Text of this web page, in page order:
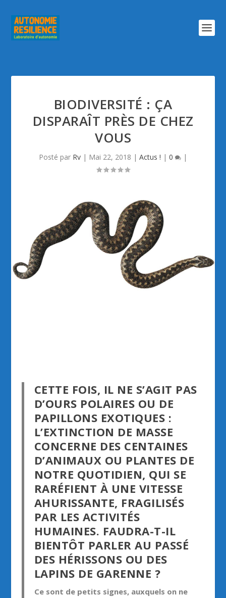
BIODIVERSITÉ : ÇA
DISPARAÎT PRÈS DE CHEZ
VOUS
Posté par Rv | Mai 22, 2018 | Actus ! | 0 |
CETTE FOIS, IL NE S’AGIT PAS
D’OURS POLAIRES OU DE
PAPILLONS EXOTIQUES :
L’EXTINCTION DE MASSE
CONCERNE DES CENTAINES
D’ANIMAUX OU PLANTES DE
NOTRE QUOTIDIEN, QUI SE
RARÉFIENT À UNE VITESSE
AHURISSANTE, FRAGILISÉS
PAR LES ACTIVITÉS
HUMAINES. FAUDRA-T-IL
BIENTÔT PARLER AU PASSÉ
DES HÉRISSONS OU DES
LAPINS DE GARENNE ?
Ce sont de petits signes, auxquels on ne